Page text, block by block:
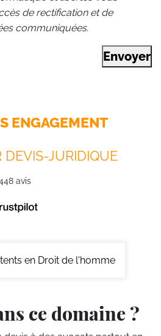
de rectification et de
communiquées.
Envoyer
ENGAGEMENT
DEVIS-JURIDIQUE
avis
en Droit de l'homme
ce domaine ?